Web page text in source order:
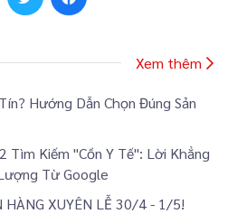
Xem thêm
Hướng Dẫn Chọn Đúng Sản
Kiếm "Cồn Y Tế": Lời Khẳng
Từ Google
HÀNG XUYÊN LỄ 30/4 - 1/5!